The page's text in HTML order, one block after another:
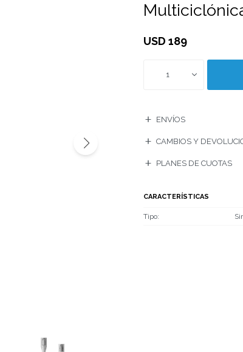
USD 189
1
ENVÍOS
CAMBIOS Y
PLANES DE CUOTAS
CARACTERÍSTICAS
Tipo